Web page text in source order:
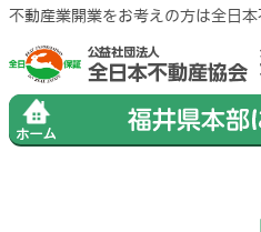
不動産業開業をお考えの方は全日